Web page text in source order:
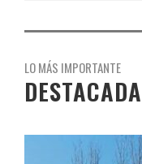
LO MÁS IMPORTANTE